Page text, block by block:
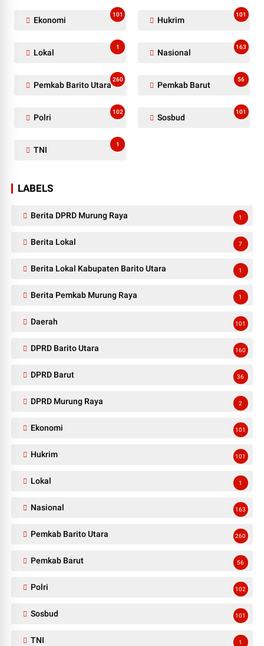
Ekonomi
101
Hukrim
101
Lokal
1
Nasional
163
Pemkab Barito Utara
260
Pemkab Barut
56
Polri
102
Sosbud
101
TNI
1
LABELS
Berita DPRD Murung Raya 1
Berita Lokal 7
Berita Lokal Kabupaten Barito Utara 1
Berita Pemkab Murung Raya 1
Daerah 101
DPRD Barito Utara 160
DPRD Barut 36
DPRD Murung Raya 2
Ekonomi 101
Hukrim 101
Lokal 1
Nasional 163
Pemkab Barito Utara 260
Pemkab Barut 56
Polri 102
Sosbud 101
TNI 1